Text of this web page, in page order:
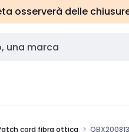
osserverà delle
cord fibra ottica